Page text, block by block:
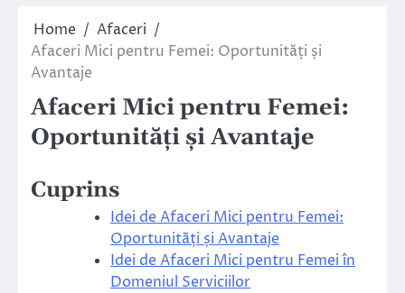
Home
Afaceri
Afaceri Mici pentru Femei: Oportunități și
Avantaje
Afaceri Mici pentru Femei:
Oportunități și Avantaje
Cuprins
Idei de Afaceri Mici pentru Femei:
Oportunități și Avantaje
Idei de Afaceri Mici pentru Femei în
Domeniul Serviciilor